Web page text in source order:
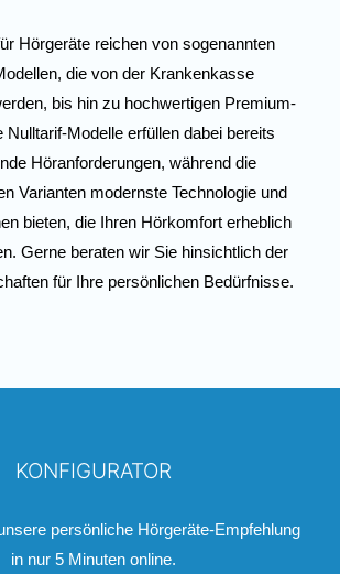
Hörgeräte reichen von sogenannten
die von der Krankenkasse
bis hin zu hochwertigen Premium-
Nulltarif-Modelle erfüllen dabei bereits
Höranforderungen, während die
Varianten modernste Technologie und
bieten, die Ihren Hörkomfort erheblich
Gerne beraten wir Sie hinsichtlich der
für Ihre persönlichen Bedürfnisse.
KONFIGURATOR
persönliche Hörgeräte-Empfehlung
in nur 5 Minuten online.